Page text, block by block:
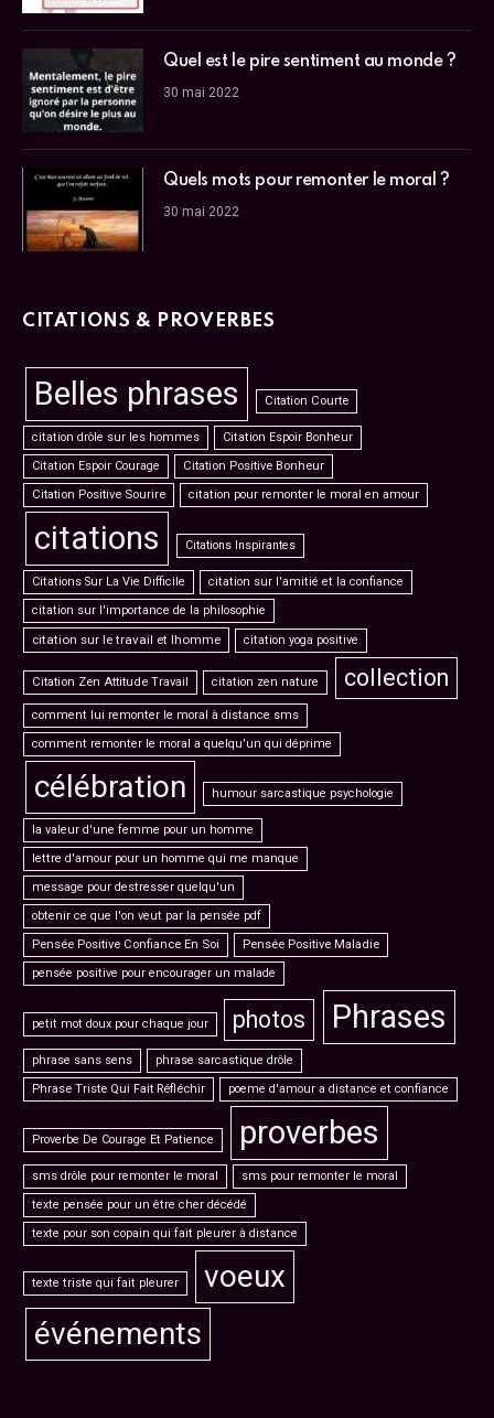
Quel est le pire sentiment au monde ?
30 mai 2022
Quels mots pour remonter le moral ?
30 mai 2022
CITATIONS & PROVERBES
Belles phrases Citation Courte
citation drôle sur les hommes
Citation Espoir Bonheur
Citation Espoir Courage
Citation Positive Bonheur
Citation Positive Sourire
citation pour remonter le moral en amour
citations Citations Inspirantes
Citations Sur La Vie Difficile
citation sur l'amitié et la confiance
citation sur l'importance de la philosophie
citation sur le travail et lhomme citation yoga positive
Citation Zen Attitude Travail citation zen nature collection
comment lui remonter le moral à distance sms
comment remonter le moral a quelqu'un qui déprime
célébration humour sarcastique psychologie
la valeur d'une femme pour un homme
lettre d'amour pour un homme qui me manque
message pour destresser quelqu'un
obtenir ce que l'on veut par la pensée pdf
Pensée Positive Confiance En Soi
Pensée Positive Maladie
pensée positive pour encourager un malade
petit mot doux pour chaque jour photos Phrases
phrase sans sens
phrase sarcastique drôle
Phrase Triste Qui Fait Réfléchir
poeme d'amour a distance et confiance
Proverbe De Courage Et Patience proverbes
sms drôle pour remonter le moral
sms pour remonter le moral
texte pensée pour un être cher décédé
texte pour son copain qui fait pleurer à distance
texte triste qui fait pleurer
voeux
événements